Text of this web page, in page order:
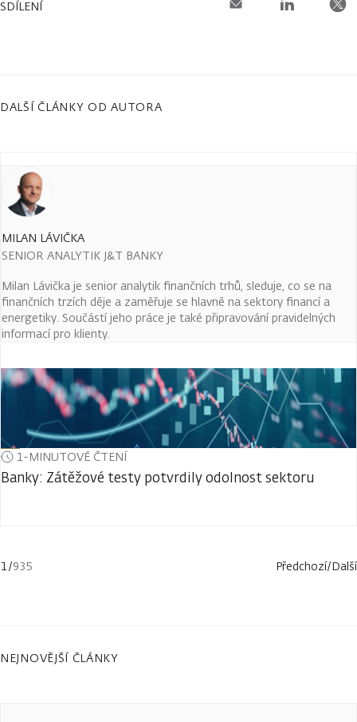
SDÍLENÍ
DALŠÍ ČLÁNKY OD AUTORA
MILAN LÁVIČKA
SENIOR ANALYTIK J&T BANKY
Milan Lávička je senior analytik finančních trhů, sleduje, co se na
finančních trzích děje a zaměřuje se hlavně na sektory financí a
energetiky. Součástí jeho práce je také připravování pravidelných
informací pro klienty.
1-MINUTOVÉ ČTENÍ
Banky: Zátěžové testy potvrdily odolnost sektoru
1/935 Předchozí/Další
NEJNOVĚJŠÍ ČLÁNKY